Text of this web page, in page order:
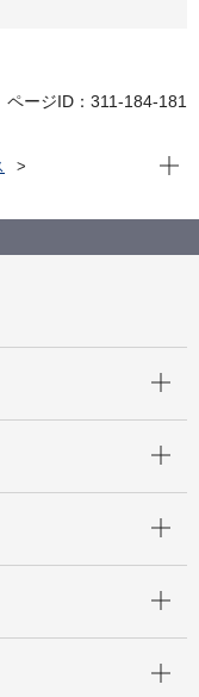
ページID：311-184-181
る条例等施行規則
現在